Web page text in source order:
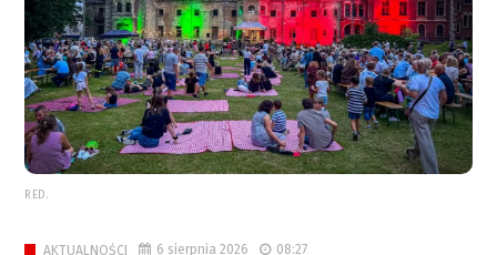
RED.
AKTUALNOŚCI 6 sierpnia 2026 08:27